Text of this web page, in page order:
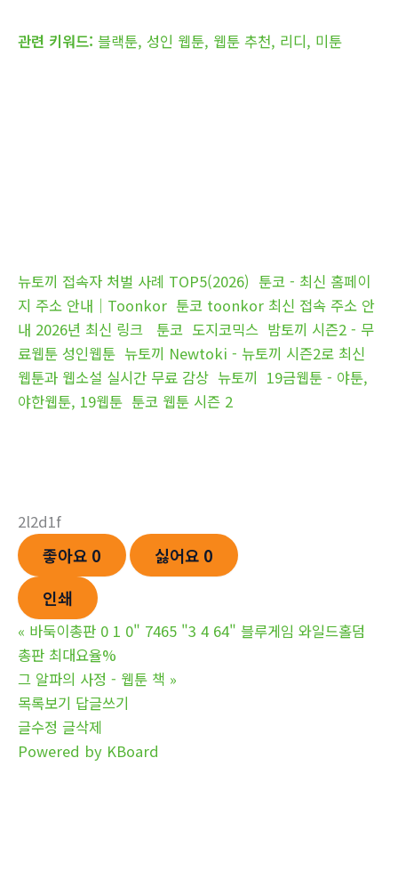
관련 키워드: 블랙툰, 성인 웹툰, 웹툰 추천, 리디, 미툰
뉴토끼 접속자 처벌 사례 TOP5(2026) 툰코 - 최신 홈페이
지 주소 안내｜Toonkor 툰코 toonkor 최신 접속 주소 안
내 2026년 최신 링크
툰코 도지코믹스 밤토끼 시즌2 - 무
료웹툰 성인웹툰 뉴토끼 Newtoki - 뉴토끼 시즌2로 최신
웹툰과 웹소설 실시간 무료 감상 뉴토끼 19금웹툰 - 야툰,
야한웹툰, 19웹툰 툰코 웹툰 시즌 2
2l2d1f
좋아요 0 싫어요 0
인쇄
« 바둑이총판 0 1 0" 7465 "3 4 64" 블루게임 와일드홀덤
총판 최대요율%
그 알파의 사정 - 웹툰 책 »
목록보기 답글쓰기
글수정 글삭제
Powered by KBoard